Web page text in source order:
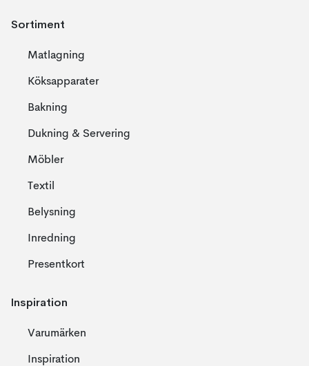
Sortiment
Matlagning
Köksapparater
Bakning
Dukning & Servering
Möbler
Textil
Belysning
Inredning
Presentkort
Inspiration
Varumärken
Inspiration